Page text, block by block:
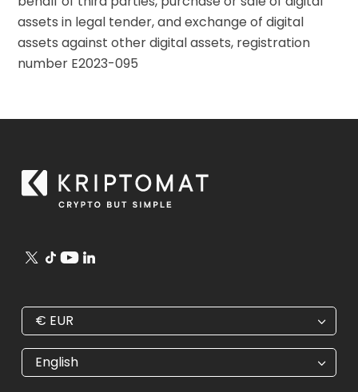
assets in legal tender, and exchange of digital
assets against other digital assets, registration
number E2023-095
€ EUR
€ EUR
$ USD
₺ TRY
English